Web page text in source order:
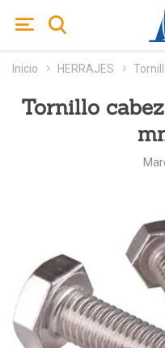
Inicio HERRAJES
Tornillo